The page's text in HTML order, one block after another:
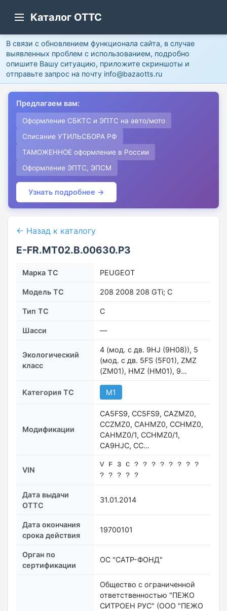
Каталог ОТТС
В связи с обновлением функционала сайта, в случае
выявленных проблем с использованием, подробно
опишите Вашу ситуацию, приложите скриншоты и
отправьте запрос на почту info@bazaotts.ru
Предлагаем вам:
Оформление СБКТС и ЭПТС на авто/мото
Списание УТИЛЬСБОРА РФ
ТАМОЖЕННОЕ оформление в России
Оформление ЭПТС, ЭПСМ
Узнать подробнее →
← Назад к каталогу
E-FR.МТ02.B.00630.Р3
Марка ТС PEUGEOT
Модель ТС 208 2008 208 GTi; C
Тип ТС C
Шасси ―
Экологический
класс
4 (мод. с дв. 9HJ (9H08)), 5
(мод. с дв. 5FS (5F01), ZMZ
(ZM01), HMZ (HM01), 9…
Категория ТС M1
Модификации
CA5FS9, CC5FS9, CAZMZ0,
CCZMZ0, CAHMZ0, CCHMZ0,
CAHMZ0/1, CCHMZ0/1,
CA9HJC, CC…
VIN
V F 3 C ? ? ? ? ? ? ? ?
? ? ? ? ?
Дата выдачи
ОТТС
31.01.2014
Дата окончания
срока действия
19700101
Орган по
сертификации
ОС "САТР-ФОНД"
Общество с ограниченной
ответственностью "ПЕЖО
СИТРОЕН РУС" (ООО "ПЕЖО